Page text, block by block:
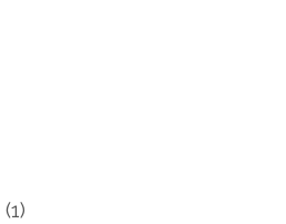
(1)